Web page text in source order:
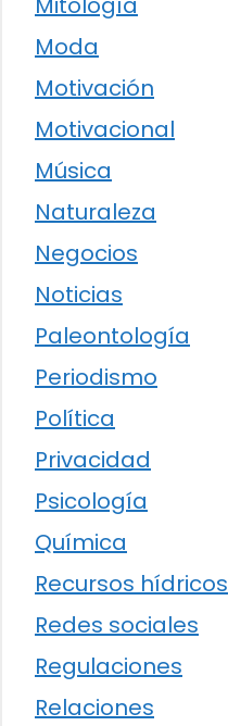
Moda
Motivación
Motivacional
Música
Naturaleza
Negocios
Noticias
Paleontología
Periodismo
Política
Privacidad
Psicología
Química
Recursos hídricos
Redes sociales
Regulaciones
Relaciones